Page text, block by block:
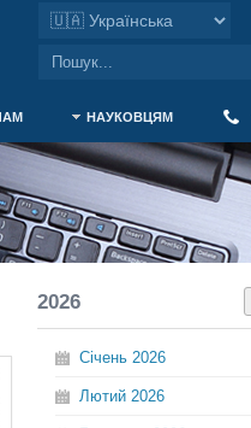
НАУКОВЦЯМ
2026
Січень 2026
Лютий 2026